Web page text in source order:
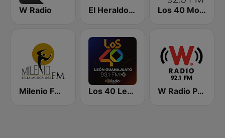
W Radio El Heraldo de México Los 40 Morelia
Milenio FM Bella Musica Los 40 León W Radio Puebla